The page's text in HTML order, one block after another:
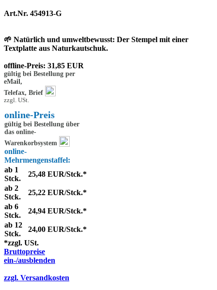
Art.Nr. 454913-G
🌱 Natürlich und umweltbewusst: Der Stempel mit einer
Textplatte aus Naturkautschuk.
offline-Preis: 31,85 EUR
gültig bei Bestellung per
eMail,
Telefax, Brief
zzgl. USt.
online-Preis
gültig bei Bestellung über
das online-
Warenkorbsystem
online-
Mehrmengenstaffel:
ab 1
Stck.
25,48 EUR/Stck.*
ab 2
Stck.
25,22 EUR/Stck.*
ab 6
Stck.
24,94 EUR/Stck.*
ab 12
Stck.
24,00 EUR/Stck.*
*zzgl. USt.
Bruttopreise
ein-/ausblenden
zzgl. Versandkosten